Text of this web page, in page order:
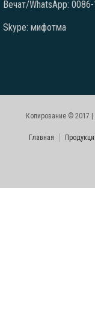
Вечат/WhatsApp:
Skype: мифотма
Копирование © 2017 |
Главная